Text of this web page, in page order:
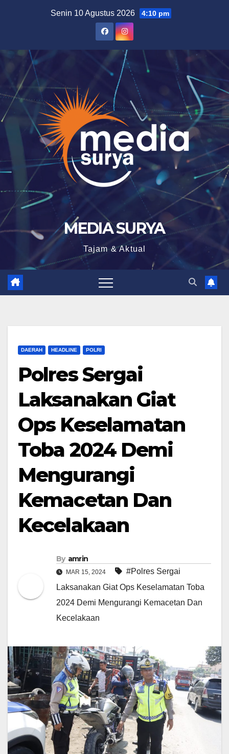
Senin 10 Agustus 2026 4:10 pm
MEDIA SURYA
Tajam & Aktual
DAERAH HEADLINE POLRI
Polres Sergai
Laksanakan Giat
Ops Keselamatan
Toba 2024 Demi
Mengurangi
Kemacetan Dan
Kecelakaan
By amrin
MAR 15, 2024
#Polres Sergai
Laksanakan Giat Ops Keselamatan Toba
2024 Demi Mengurangi Kemacetan Dan
Kecelakaan